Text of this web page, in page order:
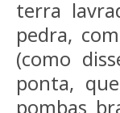
terra
pedra,
(como
ponta,
pombas